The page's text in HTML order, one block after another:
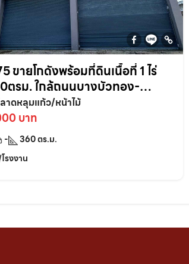
ขายโกดังพร้อมที่ดินเนื้อที่ 1 ไร่
ตรม. ใกล้ถนนบางบัวทอง-
340-1.6กม. อ.ลาดหลุมแก้ว
นี
าดหลุมแก้ว/หน้าไม้
บาท
- 360ตร.ม.
รงงาน